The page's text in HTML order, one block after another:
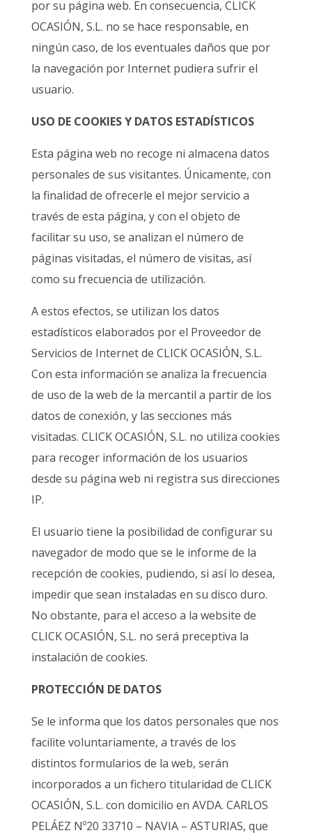
por su página web. En consecuencia, CLICK
OCASIÓN, S.L. no se hace responsable, en
ningún caso, de los eventuales daños que por
la navegación por Internet pudiera sufrir el
usuario.
USO DE COOKIES Y DATOS ESTADÍSTICOS
Esta página web no recoge ni almacena datos
personales de sus visitantes. Únicamente, con
la finalidad de ofrecerle el mejor servicio a
través de esta página, y con el objeto de
facilitar su uso, se analizan el número de
páginas visitadas, el número de visitas, así
como su frecuencia de utilización.
A estos efectos, se utilizan los datos
estadísticos elaborados por el Proveedor de
Servicios de Internet de CLICK OCASIÓN, S.L.
Con esta información se analiza la frecuencia
de uso de la web de la mercantil a partir de los
datos de conexión, y las secciones más
visitadas. CLICK OCASIÓN, S.L. no utiliza cookies
para recoger información de los usuarios
desde su página web ni registra sus direcciones
IP.
El usuario tiene la posibilidad de configurar su
navegador de modo que se le informe de la
recepción de cookies, pudiendo, si así lo desea,
impedir que sean instaladas en su disco duro.
No obstante, para el acceso a la website de
CLICK OCASIÓN, S.L. no será preceptiva la
instalación de cookies.
PROTECCIÓN DE DATOS
Se le informa que los datos personales que nos
facilite voluntariamente, a través de los
distintos formularios de la web, serán
incorporados a un fichero titularidad de CLICK
OCASIÓN, S.L. con domicilio en AVDA. CARLOS
PELÁEZ Nº20 33710 – NAVIA – ASTURIAS, que